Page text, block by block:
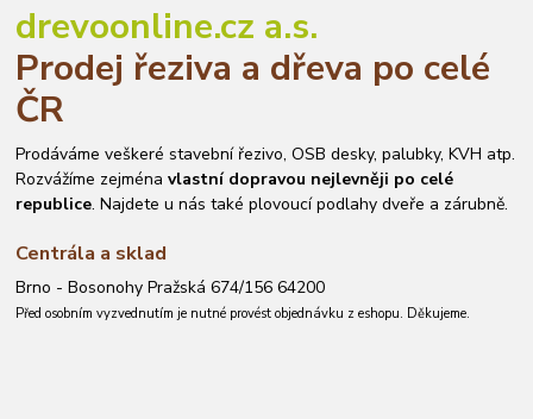
drevoonline.cz a.s.
Prodej řeziva a dřeva po celé
ČR
Prodáváme veškeré stavební řezivo, OSB desky, palubky, KVH atp.
Rozvážíme zejménavlastní dopravou nejlevněji po celé
republice. Najdete u nás také plovoucí podlahy dveře a zárubně.
Centrála a sklad
Brno - Bosonohy Pražská 674/156 64200
Před osobním vyzvednutím je nutné provést objednávku z eshopu. Děkujeme.